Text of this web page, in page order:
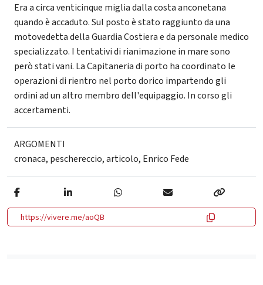
Era a circa venticinque miglia dalla costa anconetana
quando è accaduto. Sul posto è stato raggiunto da una
motovedetta della Guardia Costiera e da personale medico
specializzato. I tentativi di rianimazione in mare sono
però stati vani. La Capitaneria di porto ha coordinato le
operazioni di rientro nel porto dorico impartendo gli
ordini ad un altro membro dell'equipaggio. In corso gli
accertamenti.
ARGOMENTI
cronaca, peschereccio,articolo, Enrico Fede
https://vivere.me/aoQB